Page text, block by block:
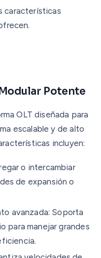
características
Potente
OLT diseñada para
escalable y de alto
incluyen:
o intercambiar
de expansión o
avanzada: Soporta
para manejar grandes